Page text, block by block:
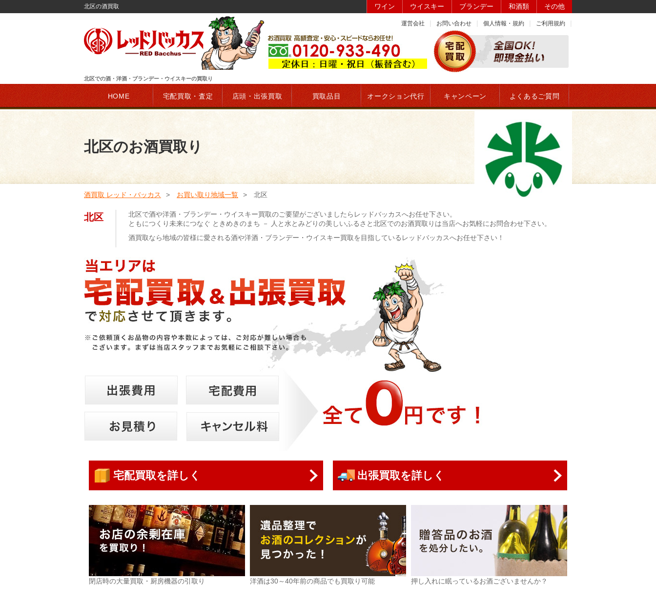
北区の酒買取 ワイン ウイスキー ブランデー 和酒類 その他
運営会社 お問い合わせ 個人情報・規約 ご利用規約
北区での酒・洋酒・ブランデー・ウイスキーの買取り
HOME 宅配買取・査定 店頭・出張買取 買取品目 オークション代行 キャンペーン よくあるご質問
北区のお酒買取り
酒買取 レッド・バッカス お買い取り地域一覧 北区
北区
北区で酒や洋酒・ブランデー・ウイスキー買取のご要望がございましたらレッドバッカスへお任せ下さい。
ともにつくり未来につなぐ ときめきのまち － 人と水とみどりの美しいふるさと北区でのお酒買取りは当店へお気軽にお問合わせ下さい。
酒買取なら地域の皆様に愛される酒や洋酒・ブランデー・ウイスキー買取を目指しているレッドバッカスへお任せ下さい！
宅配買取を詳しく 出張買取を詳しく
閉店時の大量買取・厨房機器の引取り 洋酒は30～40年前の商品でも買取り可能 押し入れに眠っているお酒ございませんか？